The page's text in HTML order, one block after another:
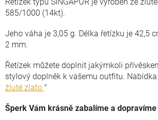
585/1000 (14kt).
Jeho váha je 3,05 g. Délka řetízku je 42,5
2 mm.
Řetízek můžete doplnit jakýmkoli
stylový doplněk k vašemu outfitu. Nabídka
žluté zlato "
Šperk Vám krásně zabalíme a